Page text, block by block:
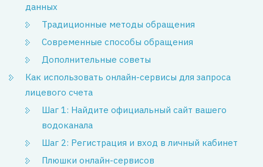
данных
Традиционные методы обращения
Современные способы обращения
Дополнительные советы
Как использовать онлайн-сервисы для запроса
лицевого счета
Шаг 1: Найдите официальный сайт вашего
водоканала
Шаг 2: Регистрация и вход в личный кабинет
Плюшки онлайн-сервисов